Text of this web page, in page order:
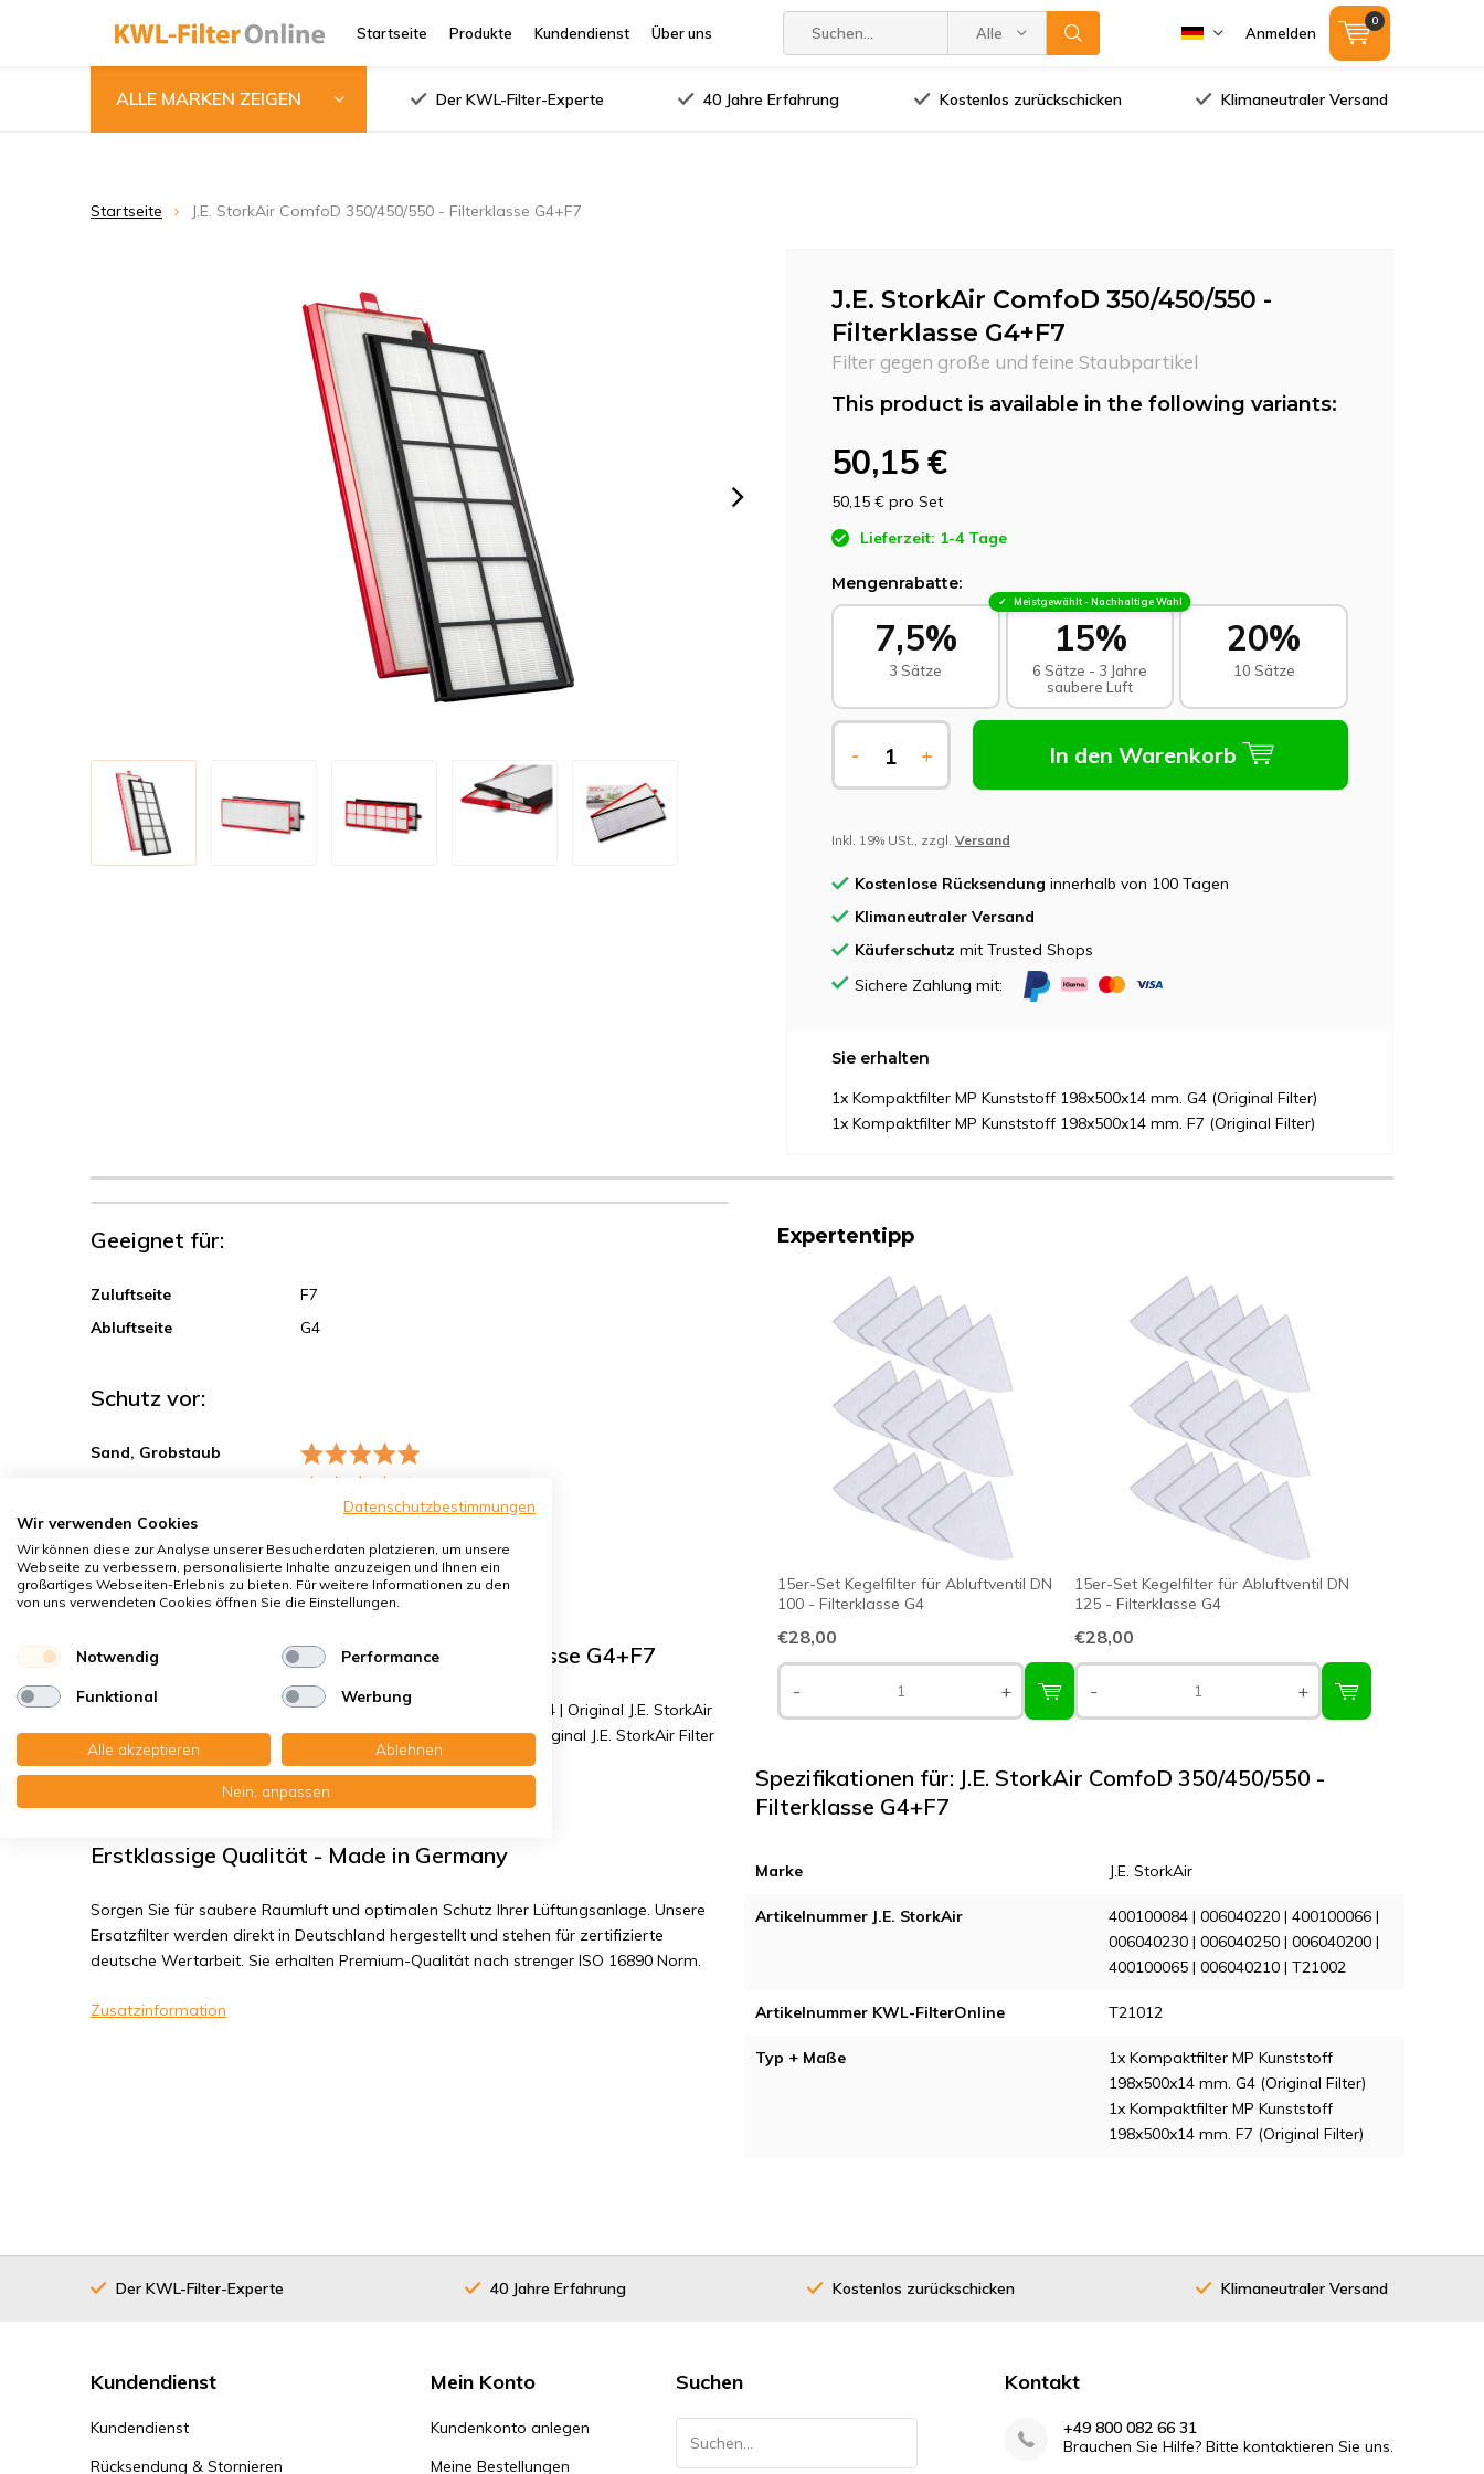
Startseite Produkte Kundendienst Über uns Alle Marken Anmelden
0
ALLE MARKEN ZEIGEN Der KWL-Filter-Experte 40 Jahre Erfahrung Kostenlos zurückschicken Klimaneutraler Versand
Startseite J.E. StorkAir ComfoD 350/450/550 - Filterklasse G4+F7
J.E. StorkAir ComfoD 350/450/550 -
Filterklasse G4+F7
Filter gegen große und feine Staubpartikel
This product is available in the following variants:
50,15 €
50,15 € pro Set
Lieferzeit: 1-4 Tage
Mengenrabatte:
7,5%
3 Sätze
Meistgewählt - Nachhaltige Wahl
15%
6 Sätze - 3 Jahre
saubere Luft
20%
10 Sätze
- + In den Warenkorb
Inkl. 19% USt., zzgl. Versand
Kostenlose Rücksendung innerhalb von 100 Tagen
Klimaneutraler Versand
Käuferschutz mit Trusted Shops
Sichere Zahlung mit:
Sie erhalten
1x Kompaktfilter MP Kunststoff 198x500x14 mm. G4 (Original Filter)
1x Kompaktfilter MP Kunststoff 198x500x14 mm. F7 (Original Filter)
Geeignet für:
Zuluftseite
F7
Abluftseite
G4
Schutz vor:
Sand, Grobstaub
Hausstaubmilben
Bakterien, Smog
Feinstaub, Viren
J.E. StorkAir ComfoD 350/450/550 - Filterklasse G4+F7
Sie erhalten:1x Kompaktfilter MP Kunststoff 198x500x14 mm. G4 | Original J.E. StorkAir
Filter + 1x Kompaktfilter MP Kunststoff 198x500x14 mm. F7 | Original J.E. StorkAir Filter
Lesen Sie die komplette Produktbeschreibung
Erstklassige Qualität - Made in Germany
Sorgen Sie für saubere Raumluft und optimalen Schutz Ihrer Lüftungsanlage. Unsere
Ersatzfilter werden direkt in Deutschland hergestellt und stehen für zertifizierte
deutsche Wertarbeit. Sie erhalten Premium-Qualität nach strenger ISO 16890 Norm.
Zusatzinformation
Expertentipp
15er-Set Kegelfilter für Abluftventil DN
100 - Filterklasse G4
€28,00
- +
15er-Set Kegelfilter für Abluftventil DN
125 - Filterklasse G4
€28,00
- +
Spezifikationen für: J.E. StorkAir ComfoD 350/450/550 -
Filterklasse G4+F7
Marke J.E. StorkAir
Artikelnummer J.E. StorkAir
400100084 | 006040220 | 400100066 |
006040230 | 006040250 | 006040200 |
400100065 | 006040210 | T21002
Artikelnummer KWL-FilterOnline T21012
Typ + Maße
1x Kompaktfilter MP Kunststoff
198x500x14 mm. G4 (Original Filter)
1x Kompaktfilter MP Kunststoff
198x500x14 mm. F7 (Original Filter)
Der KWL-Filter-Experte 40 Jahre Erfahrung Kostenlos zurückschicken Klimaneutraler Versand
Kundendienst
Kundendienst
Rücksendung & Stornieren
Mein Konto
Kundenkonto anlegen
Meine Bestellungen
Suchen Kontakt
+49 800 082 66 31
Brauchen Sie Hilfe? Bitte kontaktieren Sie uns.
Datenschutzbestimmungen
Wir verwenden Cookies
Wir können diese zur Analyse unserer Besucherdaten platzieren, um unsere
Webseite zu verbessern, personalisierte Inhalte anzuzeigen und Ihnen ein
großartiges Webseiten-Erlebnis zu bieten. Für weitere Informationen zu den
von uns verwendeten Cookies öffnen Sie die Einstellungen.
Notwendig Performance
Funktional Werbung
Alle akzeptieren Ablehnen
Nein, anpassen